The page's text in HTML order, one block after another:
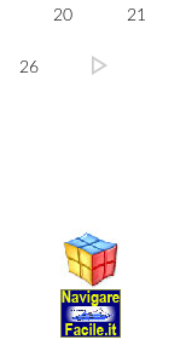
20 21
26